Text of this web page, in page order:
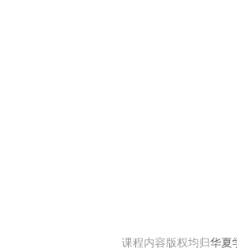
课程内容版权均归华夏